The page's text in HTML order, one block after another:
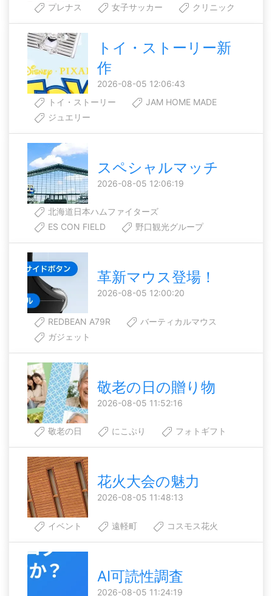
プレナス
女子サッカー クリニック
トイ・ストーリー新
作
2026-08-05 12:06:43
トイ・ストーリー
JAM HOME MADE
ジュエリー
スペシャルマッチ
2026-08-05 12:06:19
北海道日本ハムファイターズ
ES CON FIELD
野口観光グループ
革新マウス登場！
2026-08-05 12:00:20
REDBEAN A79R
バーティカルマウス
ガジェット
敬老の日の贈り物
2026-08-05 11:52:16
敬老の日 にこぷり フォトギフト
花火大会の魅力
2026-08-05 11:48:13
イベント 遠軽町 コスモス花火
AI可読性調査
2026-08-05 11:24:19